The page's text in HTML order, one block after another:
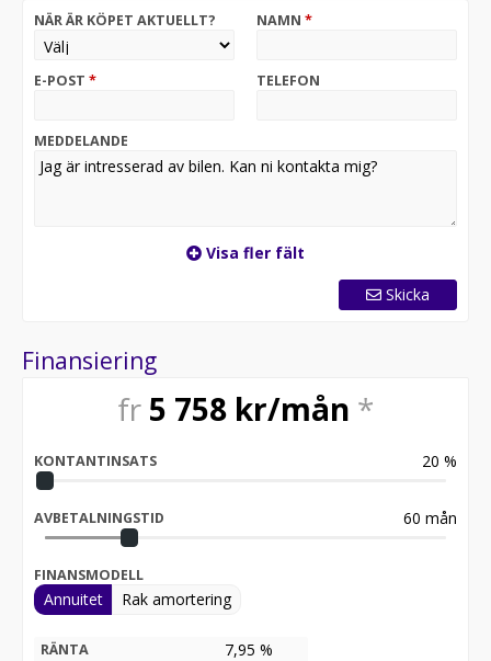
Öppettider | Mån-Fre 9-18 | Lör 10-14
NÄR ÄR KÖPET AKTUELLT? NAMN *
E-POST * TELEFON
MEDDELANDE
Visa fler fält
Skicka
Finansiering
fr 5 758 kr/mån *
KONTANTINSATS 20 %
AVBETALNINGSTID 60 mån
FINANSMODELL
Annuitet Rak amortering
RÄNTA 7,95 %